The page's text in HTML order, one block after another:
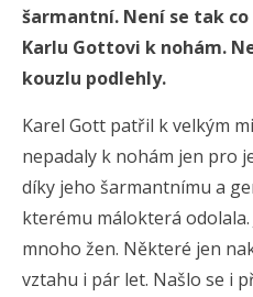
šarmantní. Není se tak
Karlu Gottovi k nohám.
kouzlu podlehly.
Karel Gott patřil k velkým
nepadaly k nohám jen pro
díky jeho šarmantnímu a
kterému málokterá
mnoho žen. Některé jen
vztahu i pár let. Našlo se i